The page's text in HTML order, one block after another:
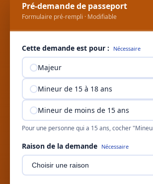
Pré-demande de passeport
Formulaire pré-rempli · Modifiable
Cette demande est pour : Nécessaire
Majeur
Mineur de 15 à 18 ans
Mineur de moins de 15 ans
Pour une personne qui a 15 ans, cocher
Raison de la demande Nécessaire